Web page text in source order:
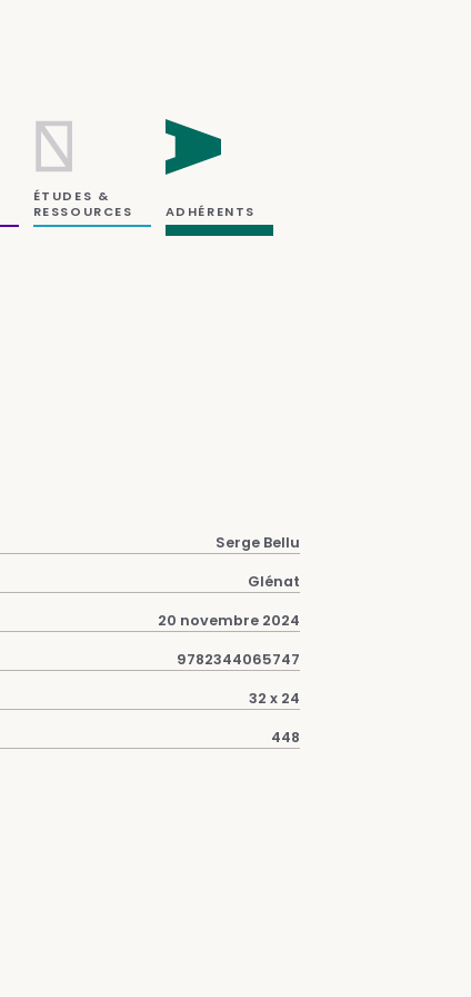
ÉTUDES &
RESSOURCES
ADHÉRENTS
Serge Bellu
Glénat
20 novembre 2024
9782344065747
32 x 24
448